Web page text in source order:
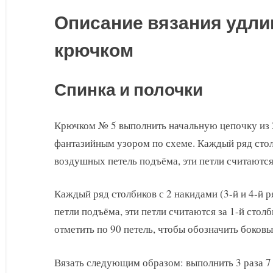
Описание вязания
крючком
Спинка и полочки
Крючком № 5 выполнить начальную цепочку из
фантазийным узором по схеме. Каждый ряд
воздушных петель подъёма, эти петли
Каждый ряд столбиков с 2 накидами (3-й и 4-й
петли подъёма, эти петли считаются за 1-й
отметить по 90 петель, чтобы обозначить
Вязать следующим образом: выполнить 3 раза